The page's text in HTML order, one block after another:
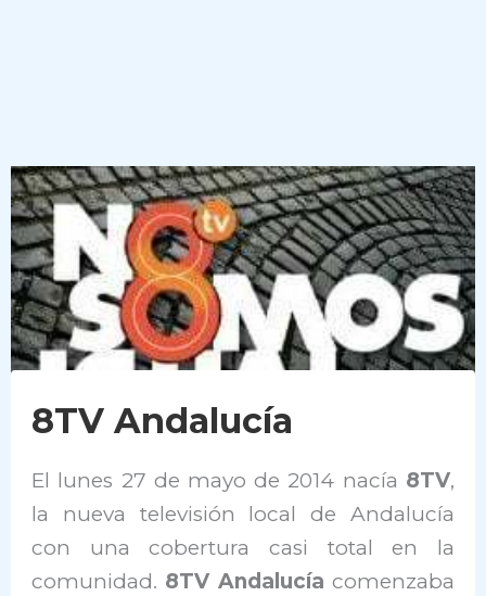
8TV Andalucía
El lunes 27 de mayo de 2014 nacía 8TV,
la nueva televisión local de Andalucía
con una cobertura casi total en la
comunidad. 8TV Andalucía comenzaba